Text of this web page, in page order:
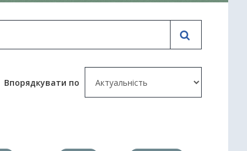
Впорядкувати по